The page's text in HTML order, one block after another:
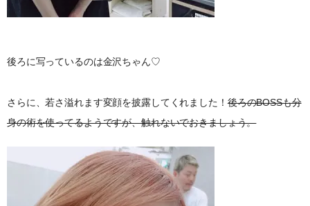
後ろに写っているのは金沢ちゃん♡
さらに、若さ溢れます変顔を披露してくれました！後ろのBOSSも分
身の術を使ってるようですが、触れないでおきましょう。